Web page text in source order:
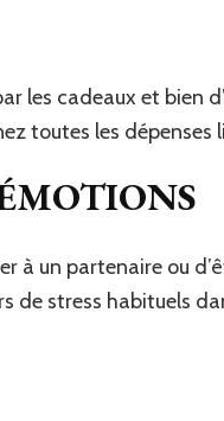
les cadeaux et bien
toutes les dépenses
à un partenaire ou
de stress habituels